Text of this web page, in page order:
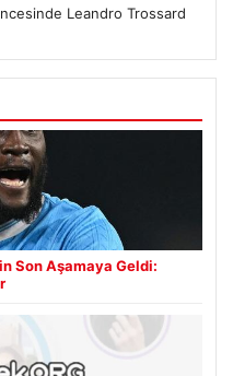
Leandro Trossard
Son Aşamaya Geldi: